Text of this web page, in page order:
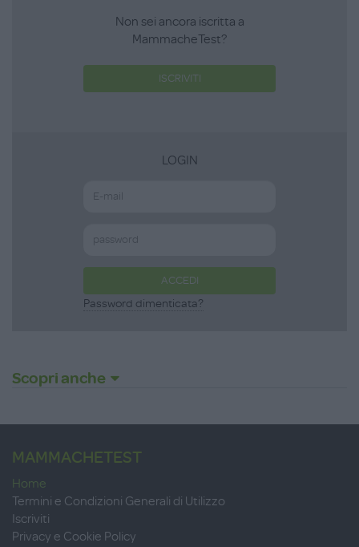
Non sei ancora iscritta a
MammacheTest?
ISCRIVITI
LOGIN
ACCEDI
Password dimenticata?
Scopri anche
MAMMACHETEST
Home
Termini e Condizioni Generali di Utilizzo
Iscriviti
Privacy e Cookie Policy